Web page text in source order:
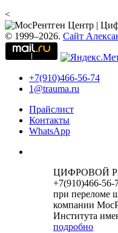
<
© 1999–2026. Сайт
+7(910)466-56-74
1@trauma.ru
Прайслист
Контакты
WhatsApp
ЦИФРОВОЙ
+7(910)466-56-
при переломе
компании
Института
подробно